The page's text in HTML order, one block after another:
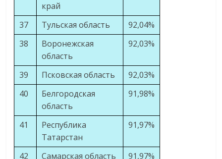
край
37 Тульская область
92,04%
38
Воронежская
область
92,03%
39 Псковская область
92,03%
40
Белгородская
область
91,98%
41
Республика
Татарстан
91,97%
42 Самарская область
91,97%